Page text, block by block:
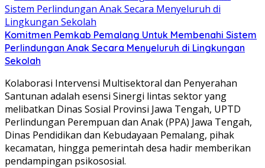
Komitmen Pemkab Pemalang Untuk Membenahi Sistem
Perlindungan Anak Secara Menyeluruh di Lingkungan
Sekolah
Kolaborasi Intervensi Multisektoral dan Penyerahan
Santunan adalah esensi Sinergi lintas sektor yang
melibatkan Dinas Sosial Provinsi Jawa Tengah, UPTD
Perlindungan Perempuan dan Anak (PPA) Jawa Tengah,
Dinas Pendidikan dan Kebudayaan Pemalang, pihak
kecamatan, hingga pemerintah desa hadir memberikan
pendampingan psikososial.